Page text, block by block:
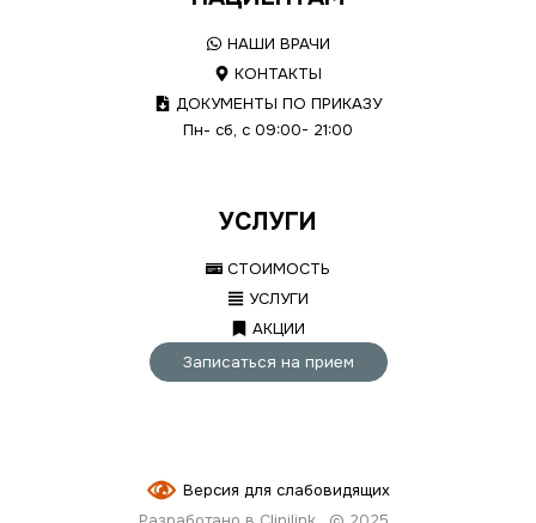
НАШИ ВРАЧИ
КОНТАКТЫ
ДОКУМЕНТЫ ПО ПРИКАЗУ
Пн- сб, с 09:00- 21:00
УСЛУГИ
СТОИМОСТЬ
УСЛУГИ
АКЦИИ
Записаться на прием
Версия для слабовидящих